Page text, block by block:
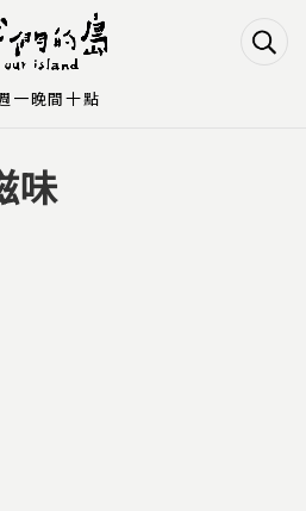
to Navigation
Main content
味
一晚間十點